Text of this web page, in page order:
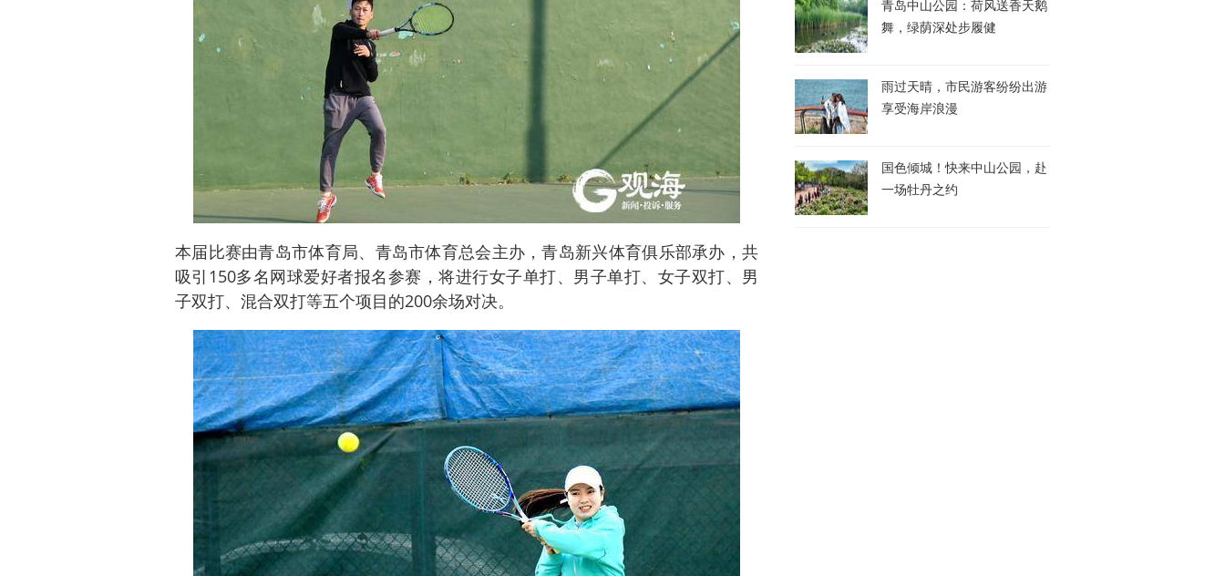
本届比赛由青岛市体育局、青岛市体育总会主办，青岛新兴体育俱乐部承办，共
吸引150多名网球爱好者报名参赛，将进行女子单打、男子单打、女子双打、男
子双打、混合双打等五个项目的200余场对决。
青岛中山公园：荷风送香天鹅
舞，绿荫深处步履健
雨过天晴，市民游客纷纷出游
享受海岸浪漫
国色倾城！快来中山公园，赴
一场牡丹之约